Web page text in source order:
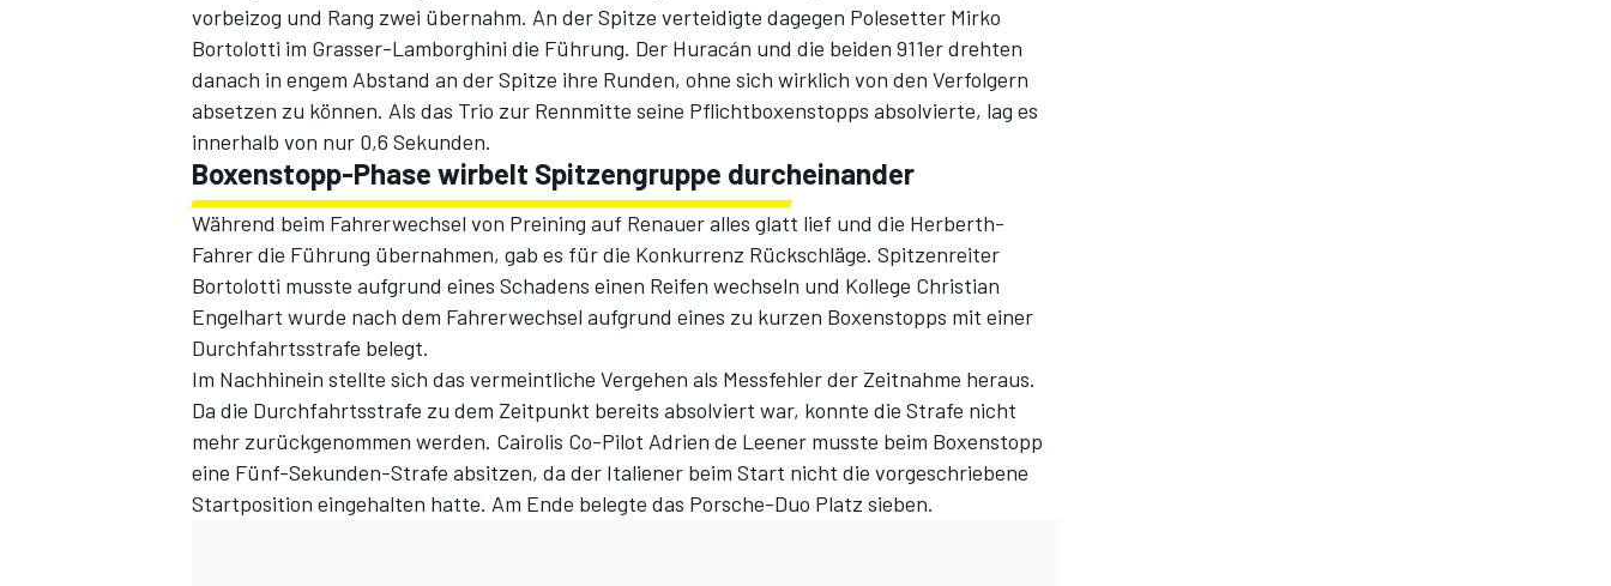
vorbeizog und Rang zwei übernahm. An der Spitze verteidigte dagegen Polesetter Mirko
Bortolotti im Grasser-Lamborghini die Führung. Der Huracán und die beiden 911er drehten
danach in engem Abstand an der Spitze ihre Runden, ohne sich wirklich von den Verfolgern
absetzen zu können. Als das Trio zur Rennmitte seine Pflichtboxenstopps absolvierte, lag es
innerhalb von nur 0,6 Sekunden.
Boxenstopp-Phase wirbelt Spitzengruppe durcheinander
Während beim Fahrerwechsel von Preining auf Renauer alles glatt lief und die Herberth-
Fahrer die Führung übernahmen, gab es für die Konkurrenz Rückschläge. Spitzenreiter
Bortolotti musste aufgrund eines Schadens einen Reifen wechseln und Kollege Christian
Engelhart wurde nach dem Fahrerwechsel aufgrund eines zu kurzen Boxenstopps mit einer
Durchfahrtsstrafe belegt.
Im Nachhinein stellte sich das vermeintliche Vergehen als Messfehler der Zeitnahme heraus.
Da die Durchfahrtsstrafe zu dem Zeitpunkt bereits absolviert war, konnte die Strafe nicht
mehr zurückgenommen werden. Cairolis Co-Pilot Adrien de Leener musste beim Boxenstopp
eine Fünf-Sekunden-Strafe absitzen, da der Italiener beim Start nicht die vorgeschriebene
Startposition eingehalten hatte. Am Ende belegte das Porsche-Duo Platz sieben.